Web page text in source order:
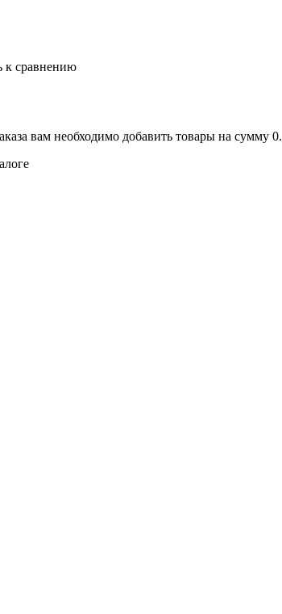
к сравнению
вам необходимо добавить товары на сумму 0.